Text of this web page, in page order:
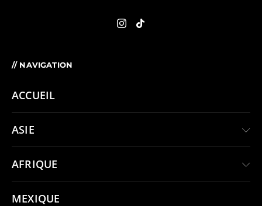
// NAVIGATION
ACCUEIL
ASIE
AFRIQUE
MEXIQUE